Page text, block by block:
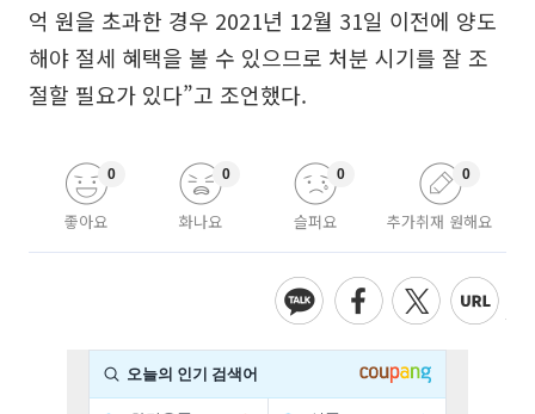
억 원을 초과한 경우 2021년 12월 31일 이전에 양도
해야 절세 혜택을 볼 수 있으므로 처분 시기를 잘 조
절할 필요가 있다”고 조언했다.
좋아요
0
화나요
0
슬퍼요
0
추가취재 원해요
0